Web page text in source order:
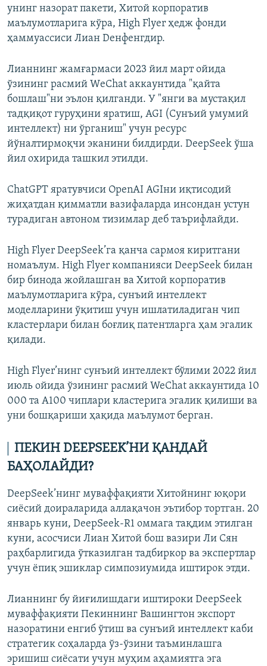
унинг назорат пакети, Хитой корпоратив
маълумотларига кўра, High Flyer ҳедж фонди
ҳаммуассиси Лиан Dенфенгдир.
Лианнинг жамғармаси 2023 йил март ойида
ўзининг расмий WеChat аккаунтида "қайта
бошлаш"ни эълон қилганди. У "янги ва мустақил
тадқиқот гуруҳини яратиш, AGI (Сунъий умумий
интеллект) ни ўрганиш" учун ресурс
йўналтирмоқчи эканини билдирди. DeepSeek ўша
йил охирида ташкил этилди.
ChatGPT яратувчиси OpenAI AGIни иқтисодий
жиҳатдан қимматли вазифаларда инсондан устун
турадиган автоном тизимлар деб таърифлайди.
High Flyer DeepSeek’га қанча сармоя киритгани
номаълум. High Flyer компанияси DeepSeek билан
бир бинода жойлашган ва Хитой корпоратив
маълумотларига кўра, сунъий интеллект
моделларини ўқитиш учун ишлатиладиган чип
кластерлари билан боғлиқ патентларга ҳам эгалик
қилади.
High Flyer’нинг сунъий интеллект бўлими 2022 йил
июль ойида ўзининг расмий WeChat аккаунтида 10
000 та А100 чиплари кластерига эгалик қилиши ва
уни бошқариши ҳақида маълумот берган.
ПЕКИН DEEPSEEK’НИ ҚАНДАЙ
БАҲОЛАЙДИ?
DeepSeek’нинг муваффақияти Хитойнинг юқори
сиёсий доираларида аллақачон эътибор тортган. 20
январь куни, DeepSeek-R1 оммага тақдим этилган
куни, асосчиси Лиан Хитой бош вазири Ли Сян
раҳбарлигида ўтказилган тадбиркор ва экспертлар
учун ёпиқ эшиклар симпозиумида иштирок этди.
Лианнинг бу йиғилишдаги иштироки DeepSeek
муваффақияти Пекиннинг Вашингтон экспорт
назоратини енгиб ўтиш ва сунъий интеллект каби
стратегик соҳаларда ўз-ўзини таъминлашга
эришиш сиёсати учун муҳим аҳамиятга эга